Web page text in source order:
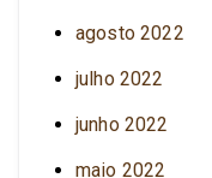
agosto 2022
julho 2022
junho 2022
maio 2022